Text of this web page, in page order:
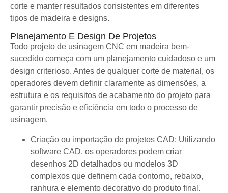
corte e manter resultados consistentes em diferentes
tipos de madeira e designs.
Planejamento E Design De Projetos
Todo projeto de usinagem CNC em madeira bem-
sucedido começa com um planejamento cuidadoso e um
design criterioso. Antes de qualquer corte de material, os
operadores devem definir claramente as dimensões, a
estrutura e os requisitos de acabamento do projeto para
garantir precisão e eficiência em todo o processo de
usinagem.
Criação ou importação de projetos CAD: Utilizando
software CAD, os operadores podem criar
desenhos 2D detalhados ou modelos 3D
complexos que definem cada contorno, rebaixo,
ranhura e elemento decorativo do produto final.